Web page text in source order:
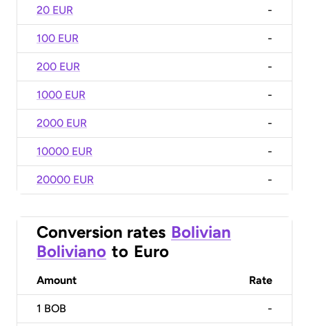
20 EUR -
100 EUR -
200 EUR -
1000 EUR -
2000 EUR -
10000 EUR -
20000 EUR -
Conversion rates Bolivian
Boliviano to Euro
Amount Rate
1 BOB -